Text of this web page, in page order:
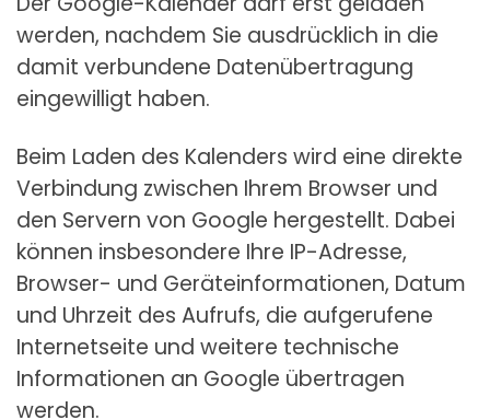
werden, nachdem Sie ausdrücklich in die
damit verbundene Datenübertragung
eingewilligt haben.
Beim Laden des Kalenders wird eine direkte
Verbindung zwischen Ihrem Browser und
den Servern von Google hergestellt. Dabei
können insbesondere Ihre IP-Adresse,
Browser- und Geräteinformationen, Datum
und Uhrzeit des Aufrufs, die aufgerufene
Internetseite und weitere technische
Informationen an Google übertragen
werden.